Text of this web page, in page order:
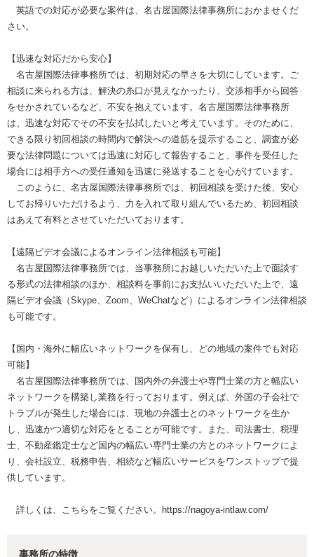
英語での対応が必要な案件は、名古屋国際法律事務所におかませくだ
さい。
【迅速な対応だから安心】
名古屋国際法律事務所では、初期対応の早さを大切にしています。ご
相談に来られる方は、解決の糸口が見えなかったり、交渉相手から回答
をせかされているなど、不安を抱えています。名古屋国際法律事務所
は、迅速な対応でその不安を払拭したいと考えています。そのために、
できる限り初回相談の時間内で解決への道筋を提示すること、調査が必
要な法律問題については迅速に対応して報告すること、事件を受任した
場合には相手方への受任通知を迅速に発送することを心がけています。
このように、名古屋国際法律事務所では、初回相談を受けた後、安心
してお帰りいただけるよう、力を入れて取り組んでいるため、初回相談
はあえて有料とさせていただいております。
【遠隔ビデオ会議によるオンライン法律相談も可能】
名古屋国際法律事務所では、当事務所にお越しいただいた上で面談す
る形式の法律相談のほか、相談料を事前にお支払いいただいた上で、遠
隔ビデオ会議（Skype、Zoom、WeChatなど）によるオンライン法律相談
も可能です。
【国内・海外に幅広いネットワークを保有し、どの地域の案件でも対応
可能】
名古屋国際法律事務所では、国内外の弁護士や専門士業の方と幅広い
ネットワークを構築し業務を行っております。例えば、外国の子会社で
トラブルが発生した場合には、現地の弁護士とのネットワークを生か
し、迅速かつ適切な対応をとることが可能です。また、司法書士、税理
士、不動産鑑定士など国内の幅広い専門士業の方とのネットワークによ
り、会社設立、税務申告、相続など幅広いサービスをワンストップで提
供しています。
詳しくは、こちらをご覧ください。https://nagoya-intlaw.com/
事務所の特徴